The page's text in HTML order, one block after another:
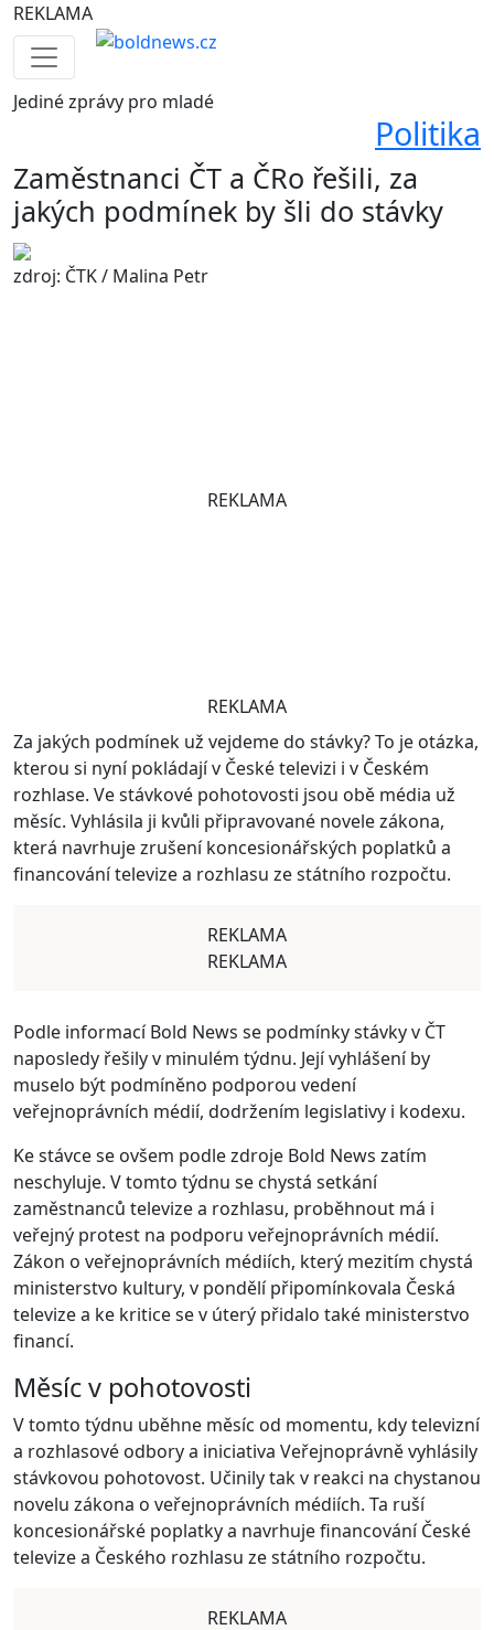
REKLAMA
Jedinézprávy pro mladé
Politika
Zaměstnanci ČT a ČRo řešili, za
jakých podmínek by šli do stávky
zdroj: ČTK / Malina Petr
REKLAMA
REKLAMA
Za jakých podmínek už vejdeme do stávky? To je otázka,
kterou si nyní pokládají v České televizi i v Českém
rozhlase. Ve stávkové pohotovosti jsou obě média už
měsíc. Vyhlásila ji kvůli připravované novele zákona,
která navrhuje zrušení koncesionářských poplatků a
financování televize a rozhlasu ze státního rozpočtu.
REKLAMA
REKLAMA
Podle informací Bold News se podmínky stávky v ČT
naposledy řešily v minulém týdnu. Její vyhlášení by
muselo být podmíněno podporou vedení
veřejnoprávních médií, dodržením legislativy i kodexu.
Ke stávce se ovšem podle zdroje Bold News zatím
neschyluje. V tomto týdnu se chystá setkání
zaměstnanců televize a rozhlasu, proběhnout má i
veřejný protest na podporu veřejnoprávních médií.
Zákon o veřejnoprávních médiích, který mezitím chystá
ministerstvo kultury, v pondělí připomínkovala Česká
televize a ke kritice se v úterý přidalo také ministerstvo
financí.
Měsíc v pohotovosti
V tomto týdnu uběhne měsíc od momentu, kdy televizní
a rozhlasové odbory a iniciativa Veřejnoprávně vyhlásily
stávkovou pohotovost. Učinily tak v reakci na chystanou
novelu zákona o veřejnoprávních médiích. Ta ruší
koncesionářské poplatky a navrhuje financování České
televize a Českého rozhlasu ze státního rozpočtu.
REKLAMA